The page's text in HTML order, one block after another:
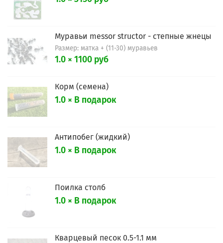
Муравьи messor structor - степные жнецы
Размер: матка + (11-30) муравьев
1.0 × 1100 руб
Корм (семена)
1.0 × В подарок
Антипобег (жидкий)
1.0 × В подарок
Поилка столб
1.0 × В подарок
Кварцевый песок 0.5-1.1 мм